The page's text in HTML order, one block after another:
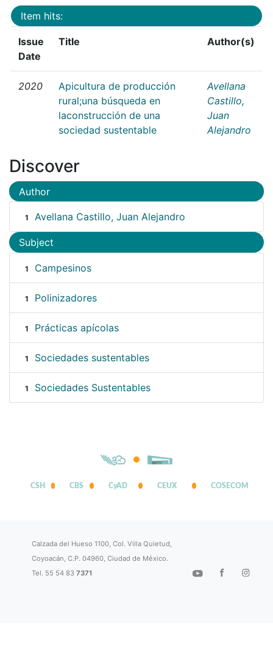
Item hits:
Issue
Date
Title Author(s)
2020
Apicultura de producción
rural;una búsqueda en
laconstrucción de una
sociedad sustentable
Avellana
Castillo,
Juan
Alejandro
Discover
Author
1 Avellana Castillo, Juan Alejandro
Subject
1 Campesinos
1 Polinizadores
1 Prácticas apícolas
1 Sociedades sustentables
1 Sociedades Sustentables
CSH CBS CyAD CEUX COSECOM
Calzada del Hueso 1100, Col. Villa Quietud,
Coyoacán, C.P. 04960, Ciudad de México.
Tel. 55 54 837371